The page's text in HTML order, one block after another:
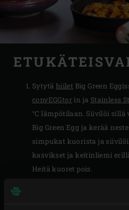
Sytytä hiilet Big Green
convEGGtor in ja Stainless
°C lämpötilaan. Siivilöi
Big Green Egg ja kerää
simpukat kuorista ja
kasvikset ja keitinliemi
Heitä kuoret pois.
valmistamiseksi. Sulata voi